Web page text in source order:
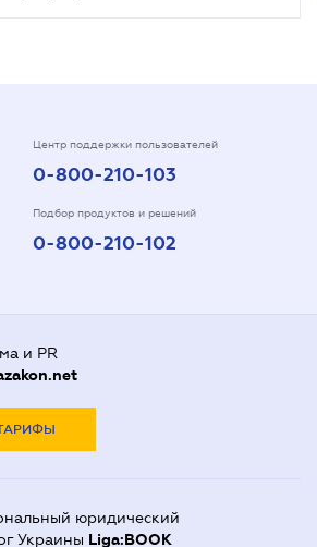
Центр поддержки пользователей
0-800-210-103
Подбор продуктов и решений
0-800-210-102
и PR
юридический
Украины Liga:BOOK